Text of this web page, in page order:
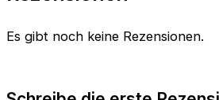
Es gibt noch keine Rezensionen.